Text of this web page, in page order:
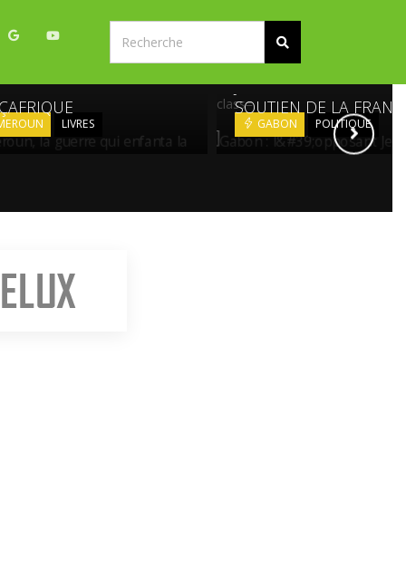
LIVRES
LA GUERRE
LA
class=
GABON POLITIQUE
GABON :
JEAN PING COMPTE
SOUTIEN DE LA